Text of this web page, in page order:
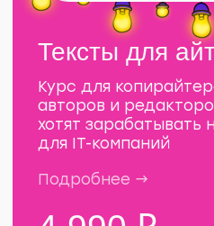
4 990 ₽
КУПИТЬ ВМЕСТЕ ЗА 3
редактору Figma для работы
с контентом
Фигма для авторов
Подробнее →